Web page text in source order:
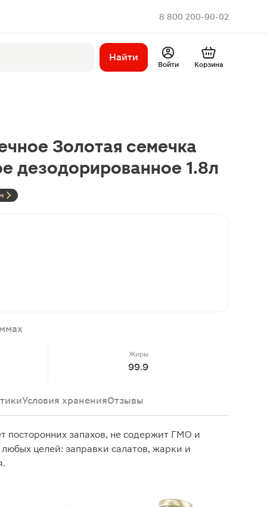
8 800 200-90-02
Найти
Войти Корзина
Золотая семечка
дезодорированное 1.8л
Жиры
99.9
Условия храненияОтзывы
посторонних запахов, не содержит ГМО и
целей: заправки салатов, жарки и